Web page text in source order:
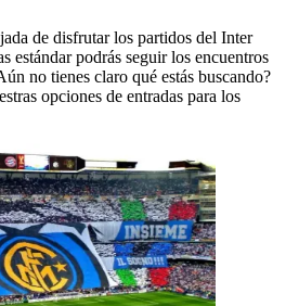
de disfrutar los partidos del Inter
estándar podrás seguir los encuentros
no tienes claro qué estás buscando?
opciones de entradas para los